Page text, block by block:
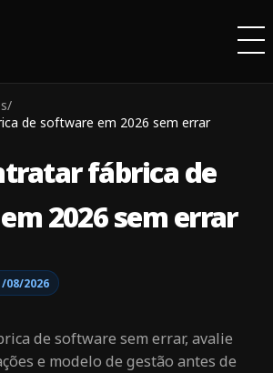
/
de software em 2026 sem errar
fábrica de
2026 sem errar
08/2026
de software sem errar, avalie
e modelo de gestão antes de